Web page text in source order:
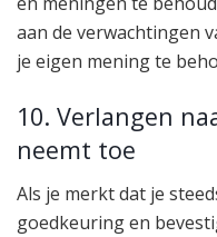
aan de verwachtingen
je eigen mening te
10. Verlangen
neemt toe
Als je merkt dat je
goedkeuring en